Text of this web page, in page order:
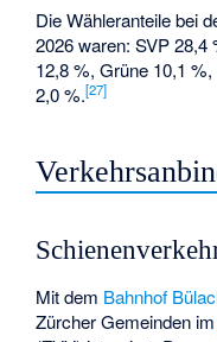
Die Wähleranteile bei
2026 waren: SVP
12,8 %, Grüne 10,1
2,0 %.[27]
Mit dem Bahnhof
Zürcher Gemeinden